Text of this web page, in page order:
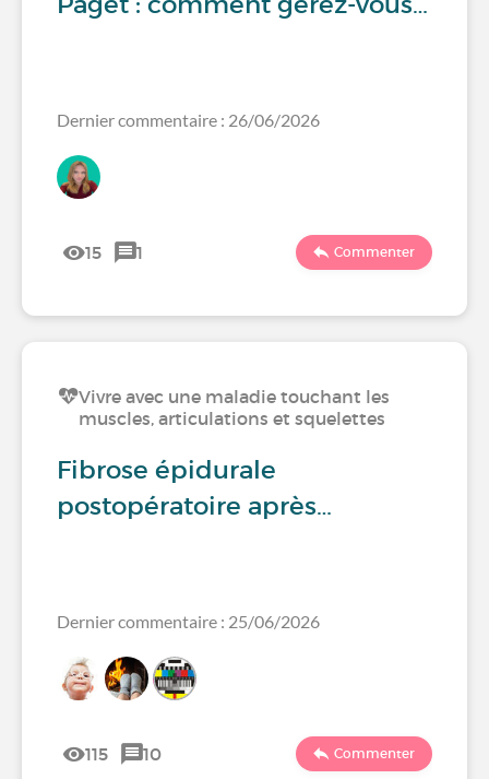
Dernier commentaire : 26/06/2026
15 1 Commenter
Vivre avec une maladie touchant les
muscles, articulations et squelettes
Fibrose épidurale
postopératoire après…
Dernier commentaire : 25/06/2026
115 10 Commenter